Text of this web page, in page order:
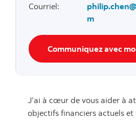
Courriel:
m
Communiquez avec
J’ai à cœur de vous aider à
objectifs financiers actuels et